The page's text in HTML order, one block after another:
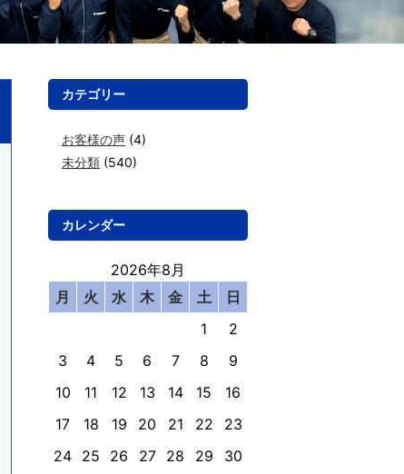
カテゴリー
お客様の声 (4)
未分類 (540)
カレンダー
2026年8月
月
火 水 木 金 土 日
1
2
3
4 5 6 7 8
9
10
11 12 13 14 15
16
17
18 19 20 21 22
23
24 25 26 27 28 29
30